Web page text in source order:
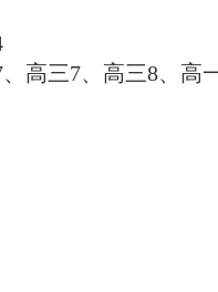
高三7、高三8、高